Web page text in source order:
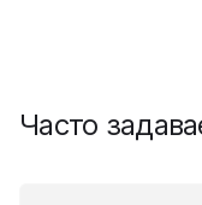
Часто